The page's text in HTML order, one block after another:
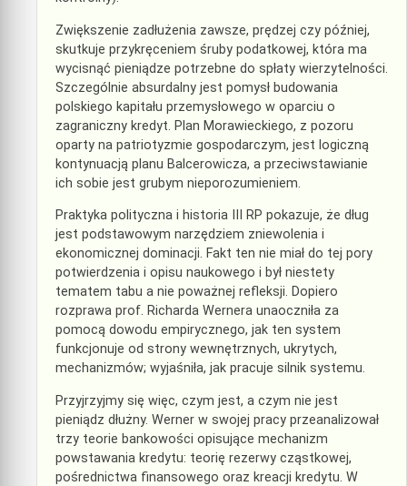
Zwiększenie zadłużenia zawsze, prędzej czy później,
skutkuje przykręceniem śruby podatkowej, która ma
wycisnąć pieniądze potrzebne do spłaty wierzytelności.
Szczególnie absurdalny jest pomysł budowania
polskiego kapitału przemysłowego w oparciu o
zagraniczny kredyt. Plan Morawieckiego, z pozoru
oparty na patriotyzmie gospodarczym, jest logiczną
kontynuacją planu Balcerowicza, a przeciwstawianie
ich sobie jest grubym nieporozumieniem.
Praktyka polityczna i historia III RP pokazuje, że dług
jest podstawowym narzędziem zniewolenia i
ekonomicznej dominacji. Fakt ten nie miał do tej pory
potwierdzenia i opisu naukowego i był niestety
tematem tabu a nie poważnej refleksji. Dopiero
rozprawa prof. Richarda Wernera unaoczniła za
pomocą dowodu empirycznego, jak ten system
funkcjonuje od strony wewnętrznych, ukrytych,
mechanizmów; wyjaśniła, jak pracuje silnik systemu.
Przyjrzyjmy się więc, czym jest, a czym nie jest
pieniądz dłużny. Werner w swojej pracy przeanalizował
trzy teorie bankowości opisujące mechanizm
powstawania kredytu: teorię rezerwy cząstkowej,
pośrednictwa finansowego oraz kreacji kredytu. W